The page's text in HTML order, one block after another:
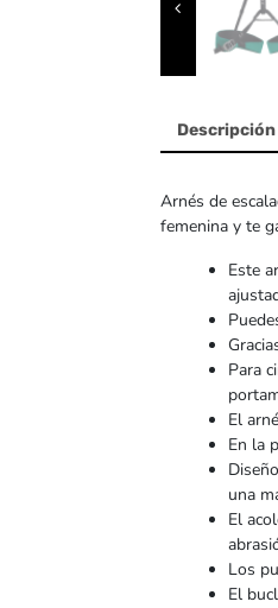
Descripción
Arnés de
femenina y te
Este
Para
El
En la
una
El
Los
El